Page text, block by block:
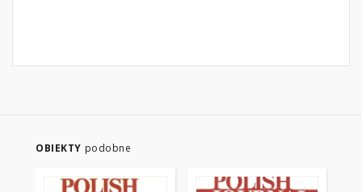
OBIEKTY podobne